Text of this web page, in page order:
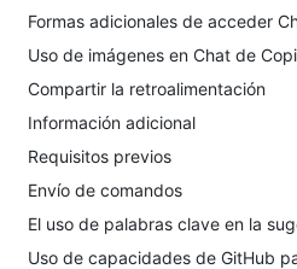
Formas adicionales de acceder
Uso de imágenes en Chat de
Compartir la retroalimentación
Información adicional
Requisitos previos
Envío de comandos
El uso de palabras clave en la
Uso de capacidades de GitHub